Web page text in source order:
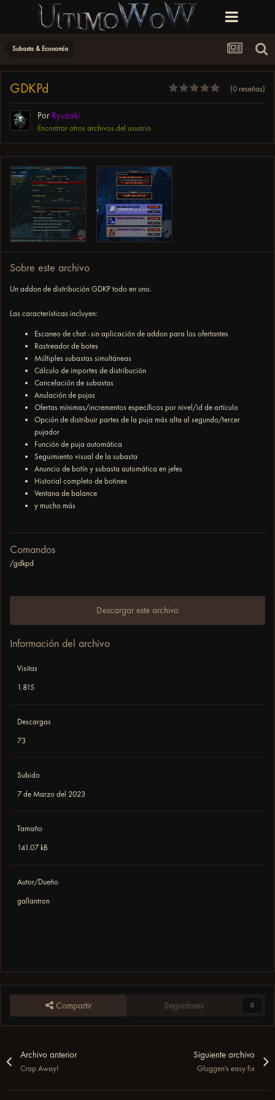
Subasta & Economía
GDKPd (0 reseñas)
Por Ryuzaki
Encontrar otros archivos del usuario
Sobre este archivo
Un addon de distribución GDKP todo en uno.
Las características incluyen:
Escaneo de chat - sin aplicación de addon para los ofertantes
Rastreador de botes
Múltiples subastas simultáneas
Cálculo de importes de distribución
Cancelación de subastas
Anulación de pujas
Ofertas mínimas/incrementos específicos por nivel/id de artículo
Opción de distribuir partes de la puja más alta al segundo/tercer
pujador
Función de puja automática
Seguimiento visual de la subasta
Anuncio de botín y subasta automática en jefes
Historial completo de botines
Ventana de balance
y mucho más
Comandos
/gdkpd
Descargar este archivo
Información del archivo
Visitas
1.815
Descargas
73
Subido
7 de Marzo del 2023
Tamaño
141.07 kB
Autor/Dueño
gallantron
Compartir Seguidores 0
Archivo anterior
Crap Away!
Siguiente archivo
Gluggen's easy fix